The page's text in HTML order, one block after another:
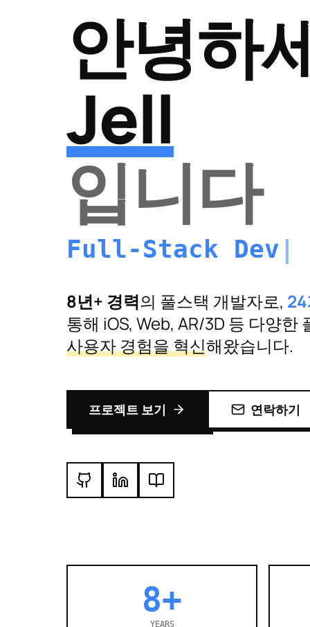
안녕하
Jell
입니다
|
8년+ 경력의 풀스택 개발자로,
통해 iOS, Web, AR/3D 등 다양한
사용자 경험을 혁신해왔습니다.
프로젝트 보기 연락하기
8+
YEARS